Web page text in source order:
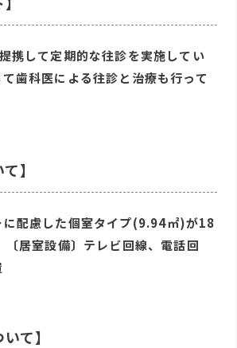
携して定期的な往診を実施してい
歯科医による往診と治療も行って
】
に配慮した個室タイプ(9.94㎡)が18
〔居室設備〕テレビ回線、電話回
て】